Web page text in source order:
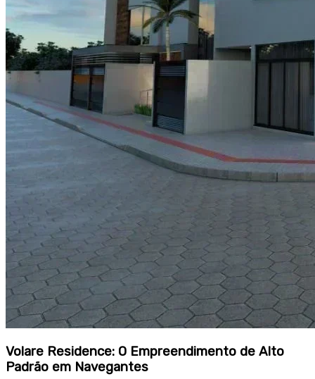
Volare Residence: O Empreendimento de Alto
Padrão em Navegantes